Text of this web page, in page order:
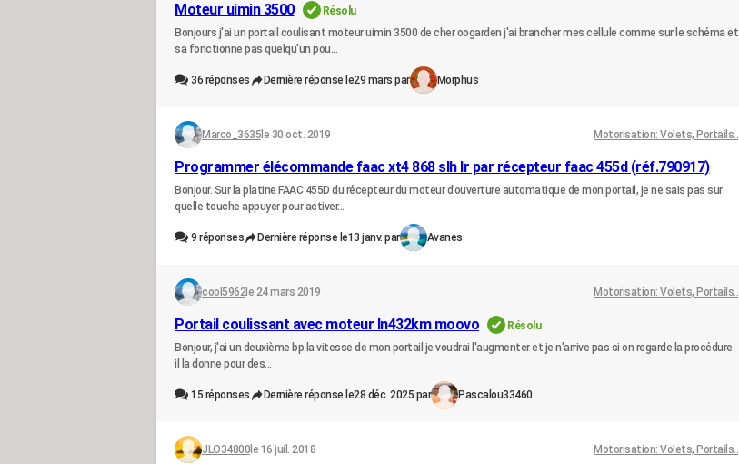
Moteur uimin 3500
Résolu
Bonjours j'ai un portail coulisant moteur uimin 3500 de cher oogarden j'ai brancher mes cellule comme sur le schéma et
sa fonctionne pas quelqu'un pou...
36 réponses Dernière réponse le29 mars par Morphus
Marco_3635 le 30 oct. 2019 Motorisation: Volets, Portails..
Programmer élécommande faac xt4 868 slh lr par récepteur faac 455d (réf.790917)
Bonjour. Sur la platine FAAC 455D du récepteur du moteur d’ouverture automatique de mon portail, je ne sais pas sur
quelle touche appuyer pour activer...
9 réponses Dernière réponse le13 janv. par Avanes
cool5962le 24 mars 2019 Motorisation: Volets, Portails..
Portail coulissant avec moteur ln432km moovo
Résolu
Bonjour, j'ai un deuxième bp la vitesse de mon portail je voudrai l'augmenter et je n'arrive pas si on regarde la procédure
il la donne pour des...
15 réponses Dernière réponse le28 déc. 2025 par Pascalou33460
JLO34800 le 16 juil. 2018 Motorisation: Volets, Portails..